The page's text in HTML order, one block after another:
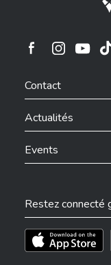
Ville de
Contact
Actualités
Events
Restez connecté
Téléchargez l'app